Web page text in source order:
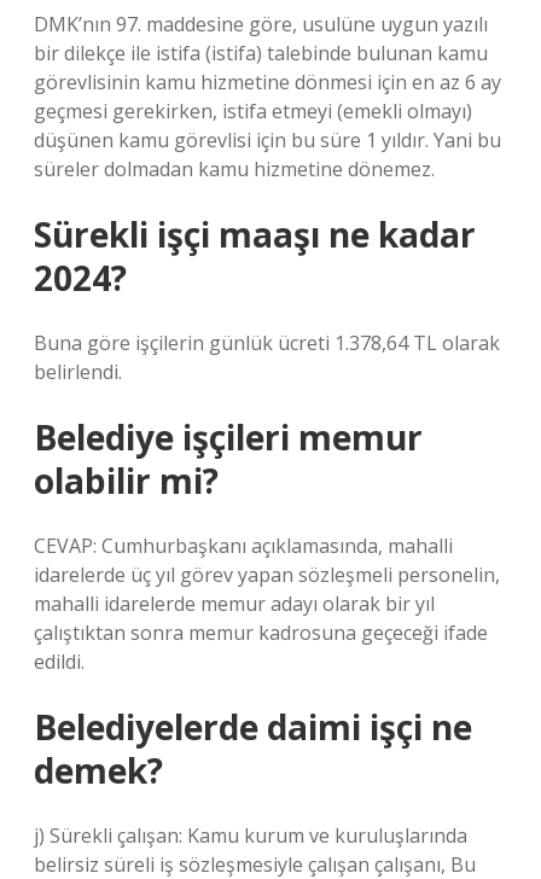
DMK’nın 97. maddesine göre, usulüne uygun yazılı
bir dilekçe ile istifa (istifa) talebinde bulunan kamu
görevlisinin kamu hizmetine dönmesi için en az 6 ay
geçmesi gerekirken, istifa etmeyi (emekli olmayı)
düşünen kamu görevlisi için bu süre 1 yıldır. Yani bu
süreler dolmadan kamu hizmetine dönemez.
Sürekli işçi maaşı ne kadar
2024?
Buna göre işçilerin günlük ücreti 1.378,64 TL olarak
belirlendi.
Belediye işçileri memur
olabilir mi?
CEVAP: Cumhurbaşkanı açıklamasında, mahalli
idarelerde üç yıl görev yapan sözleşmeli personelin,
mahalli idarelerde memur adayı olarak bir yıl
çalıştıktan sonra memur kadrosuna geçeceği ifade
edildi.
Belediyelerde daimi işçi ne
demek?
j) Sürekli çalışan: Kamu kurum ve kuruluşlarında
belirsiz süreli iş sözleşmesiyle çalışan çalışanı, Bu